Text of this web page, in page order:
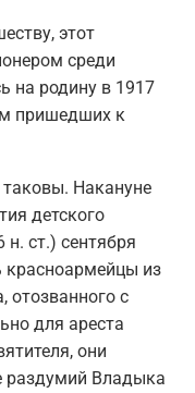
этот
среди
на родину в 1917
пришедших к
Накануне
детского
ст.) сентября
красноармейцы из
отозванного с
для ареста
они
раздумий Владыка